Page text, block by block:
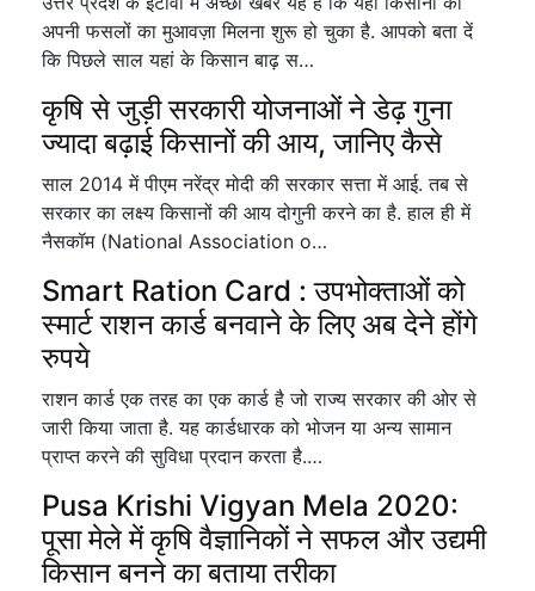
अपनी फसलों का मुआवज़ा मिलना शुरू हो चुका है. आपको बता दें
कि पिछले साल यहां के किसान बाढ़ स…
कृषि से जुड़ी सरकारी योजनाओं ने डेढ़ गुना
ज्यादा बढ़ाई किसानों की आय, जानिए कैसे
साल 2014 में पीएम नरेंद्र मोदी की सरकार सत्ता में आई. तब से
सरकार का लक्ष्य किसानों की आय दोगुनी करने का है. हाल ही में
नैसकॉम (National Association o…
Smart Ration Card : उपभोक्ताओं को
स्मार्ट राशन कार्ड बनवाने के लिए अब देने होंगे
रुपये
राशन कार्ड एक तरह का एक कार्ड है जो राज्य सरकार की ओर से
जारी किया जाता है. यह कार्डधारक को भोजन या अन्य सामान
प्राप्त करने की सुविधा प्रदान करता है.…
Pusa Krishi Vigyan Mela 2020:
पूसा मेले में कृषि वैज्ञानिकों ने सफल और उद्यमी
किसान बनने का बताया तरीका